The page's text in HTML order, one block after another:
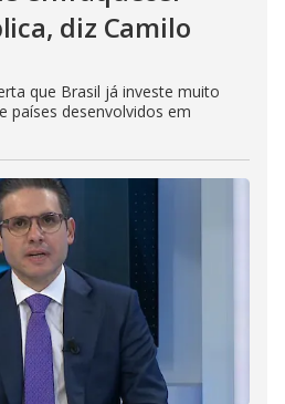
diz Camilo
que Brasil já investe muito
países desenvolvidos em